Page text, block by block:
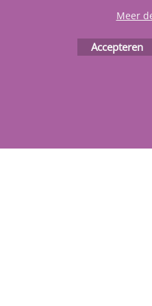
Meer
Accepteren